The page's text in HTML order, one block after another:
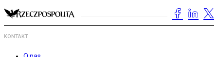
KONTAKT